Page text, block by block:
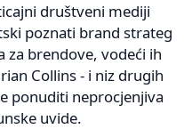
društveni mediji
poznati brand strateg
za brendove, vodeći ih
Collins - i niz drugih
ponuditi neprocjenjiva
uvide.